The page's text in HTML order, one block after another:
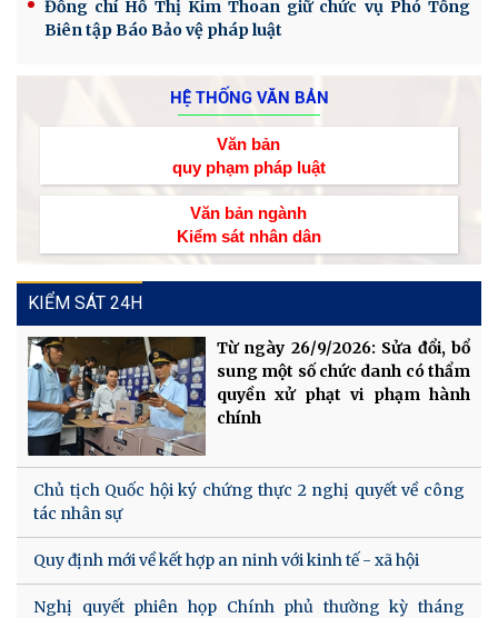
Đồng chí Hồ Thị Kim Thoan giữ chức vụ Phó Tổng
Biên tập Báo Bảo vệ pháp luật
HỆ THỐNG VĂN BẢN
Văn bản
quy phạm pháp luật
Văn bản ngành
Kiểm sát nhân dân
KIỂM SÁT 24H
Từ ngày 26/9/2026: Sửa đổi, bổ
sung một số chức danh có thẩm
quyền xử phạt vi phạm hành
chính
Chủ tịch Quốc hội ký chứng thực 2 nghị quyết về công
tác nhân sự
Quy định mới về kết hợp an ninh với kinh tế - xã hội
Nghị quyết phiên họp Chính phủ thường kỳ tháng